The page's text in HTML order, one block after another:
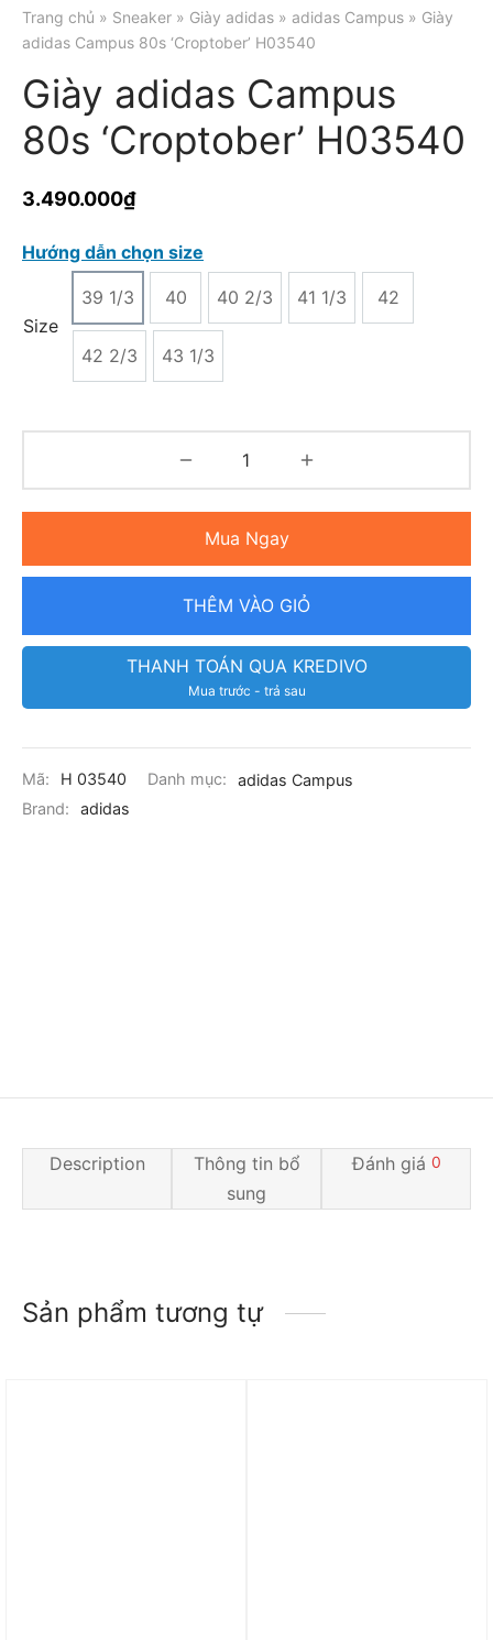
Trang chủ » Sneaker » Giày adidas » adidas Campus » Giày
adidas Campus 80s ‘Croptober’ H03540
Giày adidas Campus
80s ‘Croptober’ H03540
3.490.000₫
Hướng dẫn chọn size
Size
39 1/3 40 40 2/3 41 1/3 42
42 2/3 43 1/3
Mua Ngay
THÊM VÀO GIỎ
THANH TOÁN QUA KREDIVO
Mua trước - trả sau
Mã: H 03540 Danh mục:
adidas Campus
Brand:
adidas
Description
Thông tin bổ
sung
Đánh giá 0
Sản phẩm tương tự